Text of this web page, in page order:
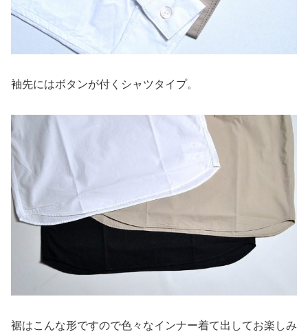
袖先にはボタンが付くシャツタイプ。
裾はこんな形ですので色々なインナー着て出してお楽しみ